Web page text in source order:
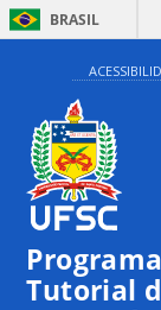
BRASIL
Tutorial